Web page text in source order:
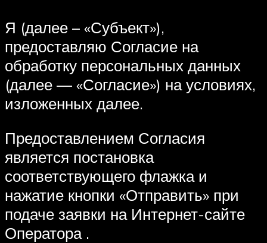
Я (далее – «Субъект»),
предоставляю Согласие на
обработку персональных данных
(далее — «Согласие») на условиях,
изложенных далее.
Предоставлением Согласия
является постановка
соответствующего флажка и
нажатие кнопки «Отправить» при
подаче заявки на Интернет-сайте
Оператора .